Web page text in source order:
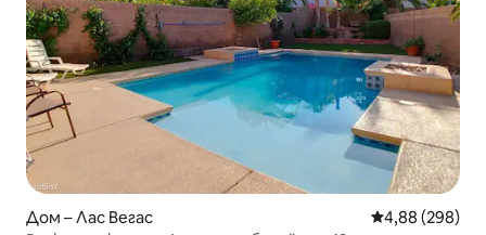
Дом – Лас Вегас Средна
4,88 (298)